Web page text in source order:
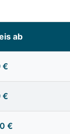
ab
€
€
€